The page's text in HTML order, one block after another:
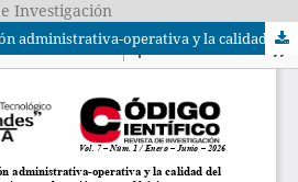
Investigación
Relación entre la gestión administrativa-operativa y la calidad del servicio educativo en educación general básica